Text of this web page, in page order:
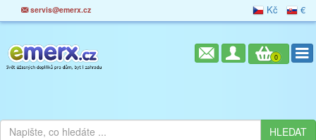
servis@emerx.cz Kč €
0